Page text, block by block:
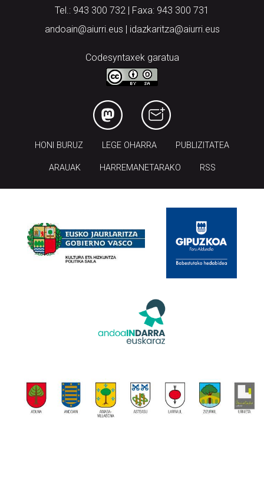
Tel.: 943 300 732 | Faxa: 943 300 731
andoain@aiurri.eus | idazkaritza@aiurri.eus
Codesyntaxek garatua
HONI BURUZ LEGE OHARRA PUBLIZITATEA
ARAUAK HARREMANETARAKO RSS